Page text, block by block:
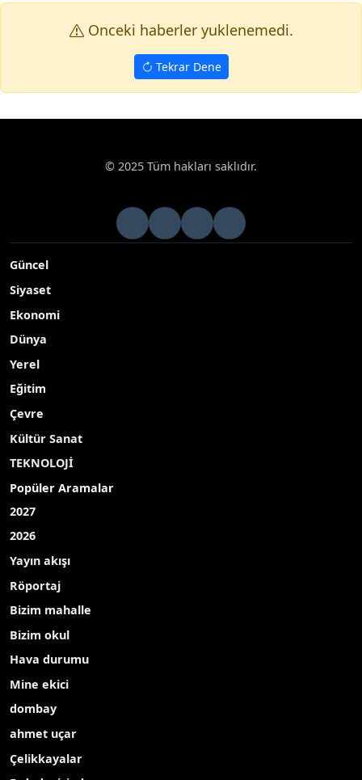
Onceki haberler yuklenemedi.
Tekrar Dene
Siyaset Emine Erdoğan, New York’ta "Anadolu
kültürü", "Sıfır Atık Mavi", "aile" ve "sağlık"
konularında yoğun temaslarda bulundu
Milletler (BM) Sıfır Atık Yüksek Düzeyli Şahsiyetler Danışma
Kurulu Başkanı Emine Erdoğan, New York’ta "Anadolu
etkinliklerde lider eşleriyle bir araya geldi
Yayınlanma Tarihi: 26.09.2025 11:38
Birleşmiş Milletler (BM) Sıfır Atık Yüksek Düzeyli
Şahsiyetler Danışma Kurulu Başkanı Emine
Erdoğan, New York’ta "Anadolu kültürü", "Sıfır
Atık Mavi", "aile", "çevre" ve "sağlık" temalı